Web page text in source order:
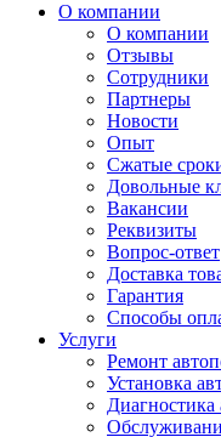
О компании
О компании
Отзывы
Сотрудники
Партнеры
Новости
Опыт
Сжатые
Довольные
Вакансии
Реквизиты
Вопрос-ответ
Доставка
Гарантия
Способы
Услуги
Ремонт
Установка
Диагностика